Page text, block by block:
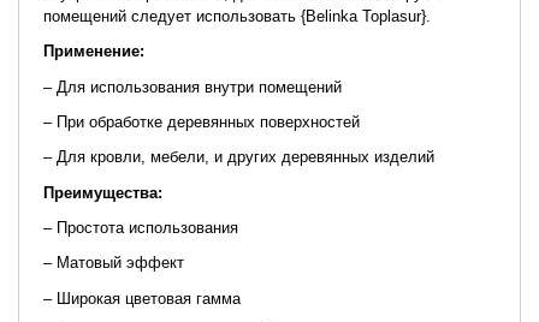
помещений следует использовать {Belinka Toplasur}.
Применение:
– Для использования внутри помещений
– При обработке деревянных поверхностей
– Для кровли, мебели, и других деревянных изделий
Преимущества:
– Простота использования
– Матовый эффект
– Широкая цветовая гамма